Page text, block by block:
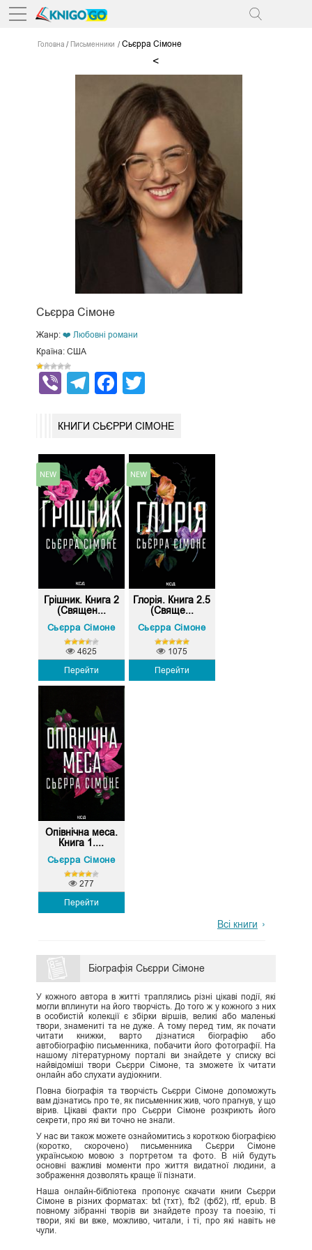
Головна Письменники Сьєрра Сімоне
<
Сьєрра Сімоне
Жанр: ❤️ Любовні романи
Країна: США
ViberTelegram
Facebook
КНИГИ СЬЄРРИ СІМОНЕ
Грішник. Книга 2
(Священ...
Сьєрра Сімоне
Перейти
4625
Глорія. Книга 2.5
(Свяще...
Сьєрра Сімоне
Перейти
1075
Опівнічна меса.
Книга 1....
Сьєрра Сімоне
Перейти
277
Всі книги
Біографія Сьєрри Сімоне
У кожного автора в житті траплялись різні цікаві події, які
могли вплинути на його творчість. До того ж у кожного з них
в особистій колекції є збірки віршів, великі або маленькі
твори, знамениті та не дуже. А тому перед тим, як почати
читати книжки, варто дізнатися біографію або
автобіографію письменника, побачити його фотографії. На
нашому літературному порталі ви знайдете у списку всі
найвідоміші твори Сьєрри Сімоне, та зможете їх читати
онлайн або слухати аудіокниги.
Повна біографія та творчість Сьєрри Сімоне допоможуть
вам дізнатись про те, як письменник жив, чого прагнув, у що
вірив. Цікаві факти про Сьєрри Сімоне розкриють його
секрети, про які ви точно не знали.
У нас ви також можете ознайомитись з короткою біографією
(коротко, скорочено) письменника Сьєрри Сімоне
українською мовою з портретом та фото. В ній будуть
основні важливі моменти про життя видатної людини, а
зображення дозволять краще її пізнати.
Наша онлайн-бібліотека пропонує скачати книги Сьєрри
Сімоне в різних форматах: txt (тхт), fb2 (фб2), rtf, epub. В
повному зібранні творів ви знайдете прозу та поезію, ті
твори, які ви вже, можливо, читали, і ті, про які навіть не
чули.